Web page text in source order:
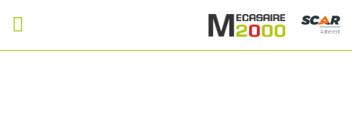
Adhérent